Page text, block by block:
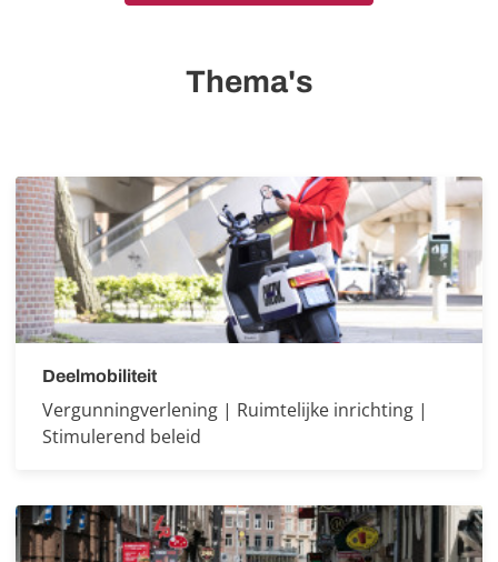
Thema's
Deelmobiliteit
Vergunningverlening | Ruimtelijke inrichting |
Stimulerend beleid